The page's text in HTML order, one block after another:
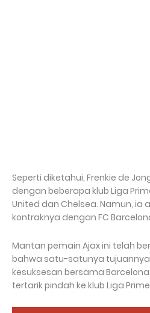
Seperti diketahui, Frenkie de
dengan beberapa klub Liga
United dan Chelsea. Namun, ia
kontraknya dengan FC
Mantan pemain Ajax ini telah
bahwa satu-satunya
kesuksesan bersama
tertarik pindah ke klub Liga